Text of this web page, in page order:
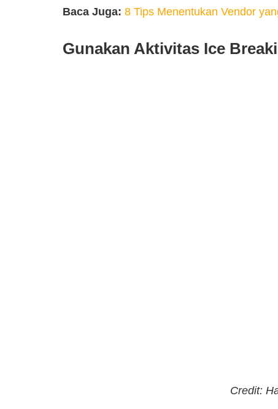
Baca Juga: 8 Tips Menentukan Vendor
Gunakan Aktivitas Ice
Credit: